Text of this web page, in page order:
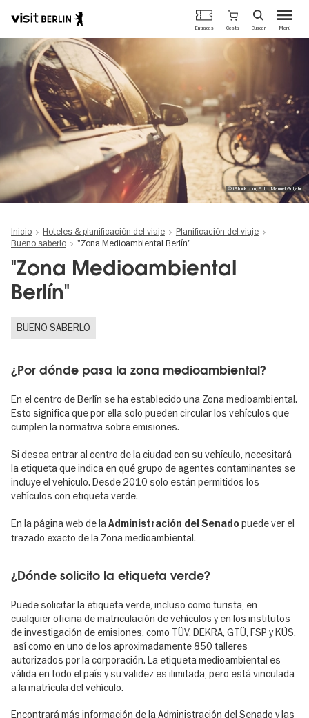
al
contenido
principal
Portal
oficial
de
turismo
de
Berlín
Menú
Entradas Cesta Buscar
© iStock.com, Foto: Manuel Gutjahr
Inicio Hoteles & planificación del viaje
Planificación del viaje
Bueno saberlo
"Zona Medioambiental Berlín"
"Zona Medioambiental
Berlín"
BUENO SABERLO
¿Por dónde pasa la zona medioambiental?
En el centro de Berlín se ha establecido una Zona medioambiental.
Esto significa que por ella solo pueden circular los vehículos que
cumplen la normativa sobre emisiones.
Si desea entrar al centro de la ciudad con su vehículo, necesitará
la etiqueta que indica en qué grupo de agentes contaminantes se
incluye el vehículo. Desde 2010 solo están permitidos los
vehículos con etiqueta verde.
En la página web de laAdministración del Senadopuede ver el
trazado exacto de la Zona medioambiental.
¿Dónde solicito la etiqueta verde?
Puede solicitar la etiqueta verde, incluso como turista, en
cualquier oficina de matriculación de vehículos y en los institutos
de investigación de emisiones, como TÜV, DEKRA, GTÜ, FSP y KÜS,
así como en uno de los aproximadamente 850 talleres
autorizados por la corporación. La etiqueta medioambiental es
válida en todo el país y su validez es ilimitada, pero está vinculada
a la matrícula del vehículo.
Encontrará más información de la Administración del Senado y las